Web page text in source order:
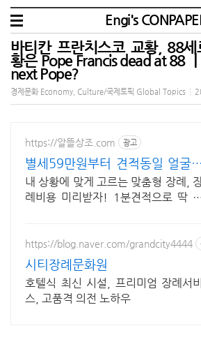
Engi's
바티칸 프란치스코 교황, 88
황은 Pope Francis dead at 88
next Pope?
경제문화 Economy, Culture/국제토픽 Global Topics
https://알뜰상조.com 광고
별세59만원부터 견적동일 얼굴을
걸고 처음부터 끝까지
내 상황에 맞게 고르는 맞춤형 장례,
례비용 미리받자! 1분견적으로 딱 정
https://blog.naver.com/grandcity4444
시티장례문화원
호텔식 최신 시설, 프리미엄 장례서비
스, 고품격 의전 노하우